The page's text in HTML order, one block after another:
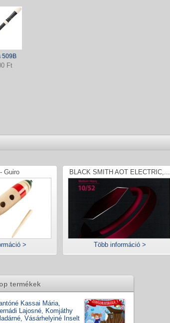
509B
Ft
Guiro
>
BLACK SMITH AOT ELECTRIC,...
Több információ >
termékek
Kassai Mária,
Lajosné, Komjáthy
Vásárhelyiné Inselt